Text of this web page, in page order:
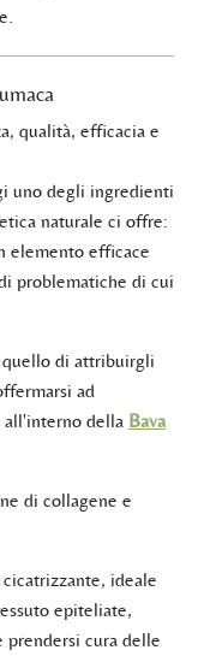
qualità, efficacia e
uno degli ingredienti
naturale ci offre:
elemento efficace
problematiche di cui
quello di attribuirgli
ad
all'interno della Bava
di collagene e
ideale
epiteliate,
cura delle